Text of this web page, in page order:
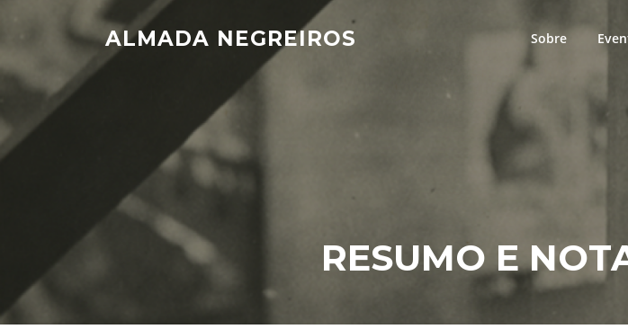
ALMADA NEGREIROS Sobre
RESUMO E